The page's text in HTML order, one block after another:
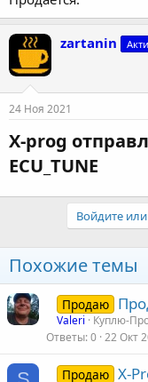
zartanin
24 Ноя 2021
X-prog
ECU_TUNE​
Войдите или
Похожие темы
Продаю
Valeri
Куплю-
Ответы 0 22 Окт
Продаю X-